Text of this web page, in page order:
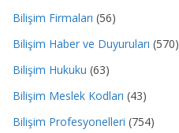
Bilişim Firmaları (56)
Bilişim Haber ve Duyuruları (570)
Bilişim Hukuku (63)
Bilişim Meslek Kodları (43)
Bilişim Profesyonelleri (754)